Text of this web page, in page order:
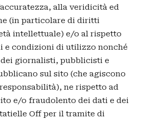
alla veridicità ed
(in particolare di diritti
intellettuale) e/o al rispetto
e condizioni di utilizzo nonché
giornalisti, pubblicisti e
sul sito (che agiscono
ne rispetto ad
e/o fraudolento dei dati e dei
Off per il tramite di